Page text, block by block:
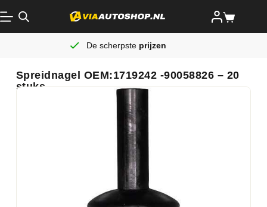
De scherpste prijzen
Spreidnagel OEM:1719242 -90058826 – 20
stuks